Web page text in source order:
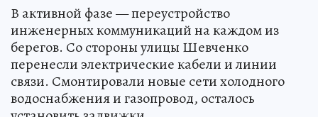
В активной фазе — переустройство
инженерных коммуникаций на каждом из
берегов. Со стороны улицы Шевченко
перенесли электрические кабели и линии
связи. Смонтировали новые сети холодного
водоснабжения и газопровод, осталось